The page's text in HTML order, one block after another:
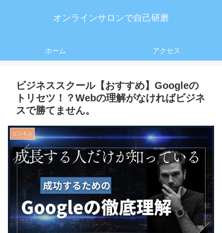
オンラインサロンで自己研磨
ホーム アクセス
ビジネススクール【おすすめ】Googleの
トリセツ！？Webの理解がなければビジネ
スで勝てません。
ビジネス